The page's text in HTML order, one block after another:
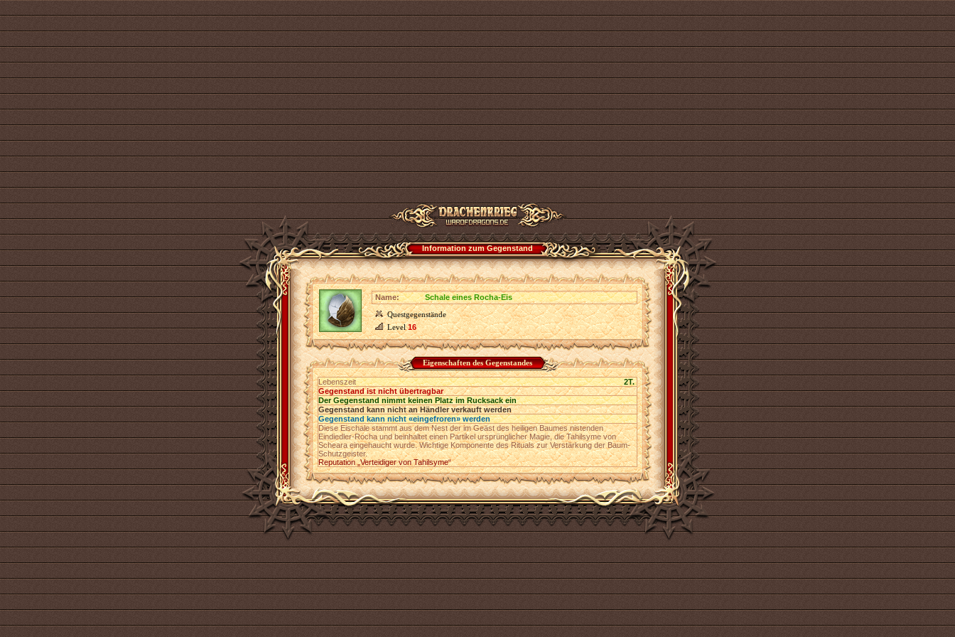
Information zum Gegenstand
Name:
Schale eines Rocha-Eis
Questgegenstände
Level16
Eigenschaften des Gegenstandes
Lebenszeit
2T.
Gegenstand ist nicht übertragbar
Der Gegenstand nimmt keinen Platz im Rucksack ein
Gegenstand kann nicht an Händler verkauft werden
Gegenstand kann nicht «eingefroren» werden
Diese Eischale stammt aus dem Nest der im Geäst des heiligen Baumes nistenden
Eindiedler-Rocha und beinhaltet einen Partikel ursprünglicher Magie, die Tahilsyme von
Scheara eingehaucht wurde. Wichtige Komponente des Rituals zur Verstärkung der Baum-
Schutzgeister.
Reputation „Verteidiger von Tahilsyme“